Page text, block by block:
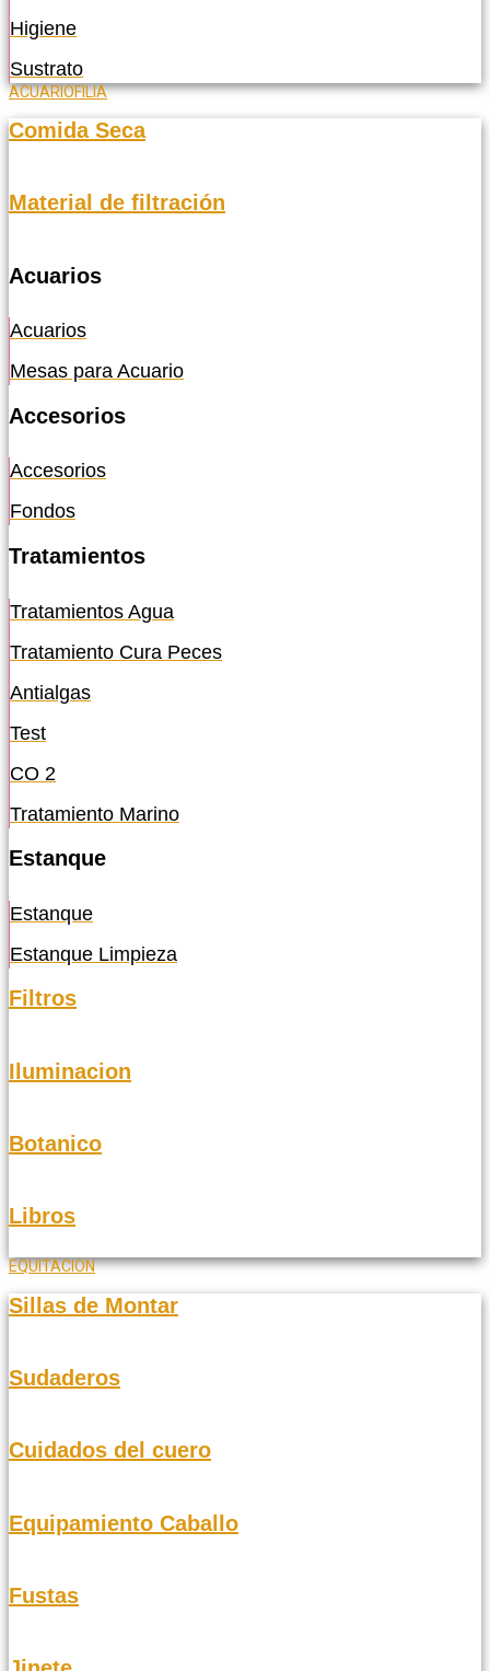
Higiene
Sustrato
ACUARIOFILIA
Comida Seca
Material de filtración
Acuarios
Acuarios
Mesas para Acuario
Accesorios
Accesorios
Fondos
Tratamientos
Tratamientos Agua
Tratamiento Cura Peces
Antialgas
Test
CO 2
Tratamiento Marino
Estanque
Estanque
Estanque Limpieza
Filtros
Iluminacion
Botanico
Libros
EQUITACION
Sillas de Montar
Sudaderos
Cuidados del cuero
Equipamiento Caballo
Fustas